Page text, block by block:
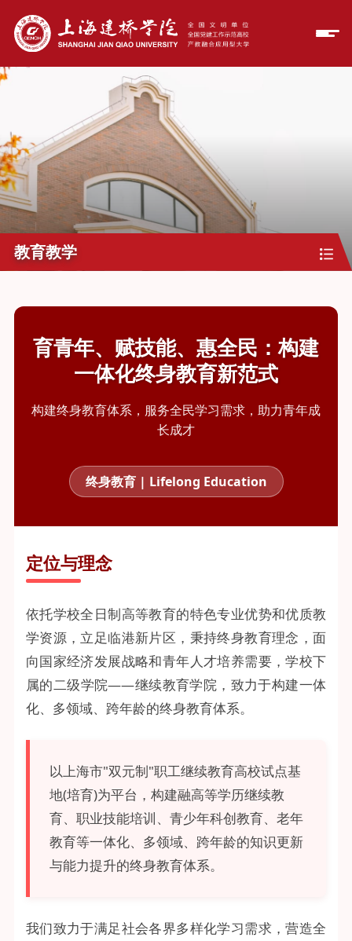
教育教学
育青年、赋技能、惠全民：构建
一体化终身教育新范式
构建终身教育体系，服务全民学习需求，助力青年成
长成才
终身教育 | Lifelong Education
定位与理念
依托学校全日制高等教育的特色专业优势和优质教
学资源，立足临港新片区，秉持终身教育理念，面
向国家经济发展战略和青年人才培养需要，学校下
属的二级学院——继续教育学院，致力于构建一体
化、多领域、跨年龄的终身教育体系。
以上海市"双元制"职工继续教育高校试点基
地(培育)为平台，构建融高等学历继续教
育、职业技能培训、青少年科创教育、老年
教育等一体化、多领域、跨年龄的知识更新
与能力提升的终身教育体系。
我们致力于满足社会各界多样化学习需求，营造全